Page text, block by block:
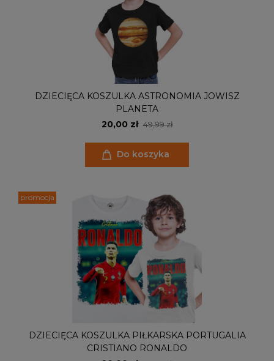
DZIECIĘCA KOSZULKA ASTRONOMIA JOWISZ
PLANETA
20,00 zł 49,99 zł
Do koszyka
DZIECIĘCA KOSZULKA PIŁKARSKA PORTUGALIA
CRISTIANO RONALDO
promocja